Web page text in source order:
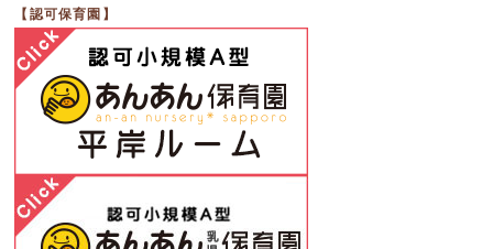
【認可保育園】